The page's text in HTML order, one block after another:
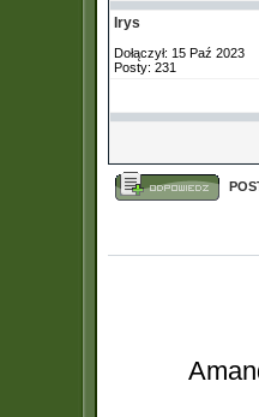
Irys
Dołączył: 15 Paź 2023
Posty: 231